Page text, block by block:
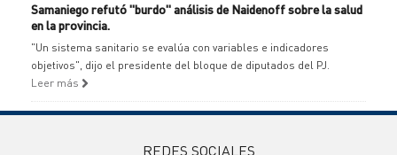
Samaniego refutó "burdo" análisis de Naidenoff sobre la salud
en la provincia.
"Un sistema sanitario se evalúa con variables e indicadores
objetivos", dijo el presidente del bloque de diputados del PJ.
Leer más
REDES SOCIALES